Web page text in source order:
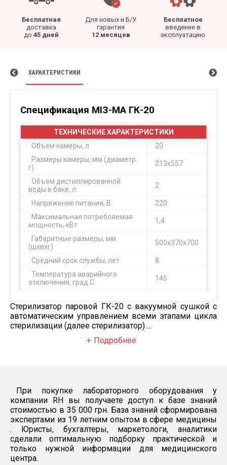
Бесплатная
доставка
до 45 дней
Для новых и Б/У
гарантия
12 месяцев
Бесплатное
введение в
эксплуатацию
ХАРАКТЕРИСТИКИ
Спецификация МІЗ-МА ГК-20
ТЕХНИЧЕСКИЕ ХАРАКТЕРИСТИКИ
Объем камеры, л
20
Размеры камеры, мм (диаметр
г)
213х557
Объем дистиллированной
воды в баке, л
2
Напряжение питания, В
220
Максимальная потребляемая
мощность, кВт
1,4
Габаритные размеры, мм
(шхвхг)
500х370х700
Средний срок службы, лет
8
Температура аварийного
отключения, град.С
145
Кассета 260х159
4
Кассета 520х159
опоры задние
2
хомут червячный 10-15
1
труба дренажа 10 х 1.1 м
1
Стерилизатор паровой ГК-20 с вакуумной сушкой с
автоматическим управлением всеми этапами цикла
стерилизации (далее стерилизатор) ...
Подробнее
При покупке лабораторного оборудования у
компании RH вы получаете доступ к базе знаний
стоимостью в 35 000 грн. База знаний сформирована
экспертами из 19 летним опытом в сфере медицины
. Юристы, бухгалтеры, маркетологи, аналитики
сделали оптимальную подборку практической и
только нужной информации для медицинского
центра.